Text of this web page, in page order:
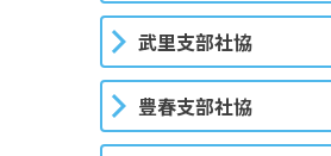
武里支部社協
豊春支部社協